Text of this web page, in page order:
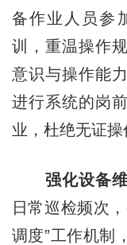
备作业人员参
训，重温操作
意识与操作能
进行系统的岗
业，杜绝无证操
强化设备维
日常巡检频次
调度”工作机制